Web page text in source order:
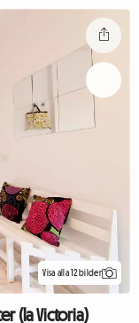
Visa alla 12 bilder
(la Victoria)